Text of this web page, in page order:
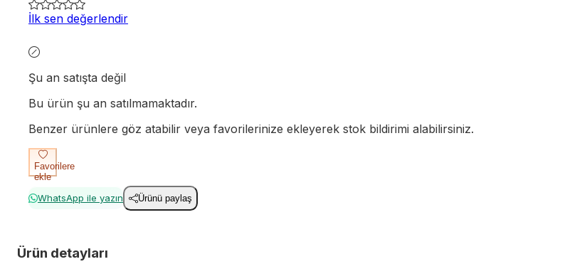
İlk sen değerlendir
Şu an satışta değil
Bu ürün şu an satılmamaktadır.
Benzer ürünlere göz atabilir veya favorilerinize ekleyerek stok bildirimi alabilirsiniz.
Favorilere
ekle
WhatsApp ile yazın Ürünü paylaş
Ürün detayları